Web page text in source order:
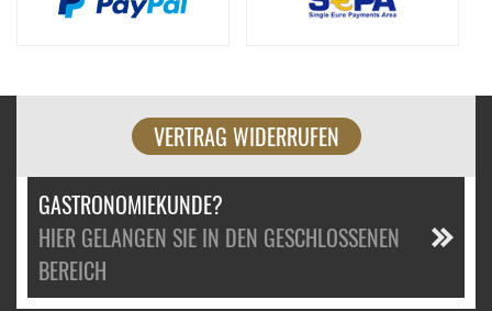
VERTRAG WIDERRUFEN
GASTRONOMIEKUNDE?
HIER GELANGEN SIE IN DEN GESCHLOSSENEN
BEREICH